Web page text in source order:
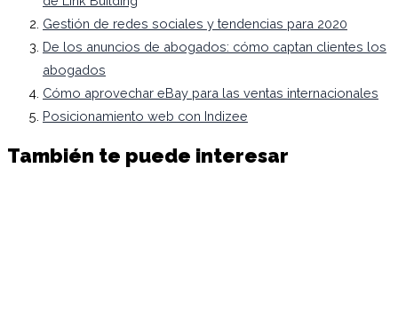
Gestión de redes sociales y tendencias para 2020
De los anuncios de abogados: cómo captan clientes los
abogados
Cómo aprovechar eBay para las ventas internacionales
Posicionamiento web con Indizee
También te puede interesar